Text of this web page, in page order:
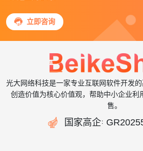
 立即咨询
光大网络科技是一家专业互联网软件开发
创造价值为核心价值观，帮助中小企业利
售。
 国家高企：